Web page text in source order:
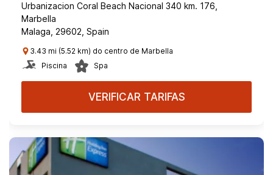
Urbanizacion Coral Beach Nacional 340 km. 176,
Marbella
Malaga, 29602, Spain
3.43 mi (5.52 km) do centro de Marbella
Piscina
Spa
VERIFICAR TARIFAS